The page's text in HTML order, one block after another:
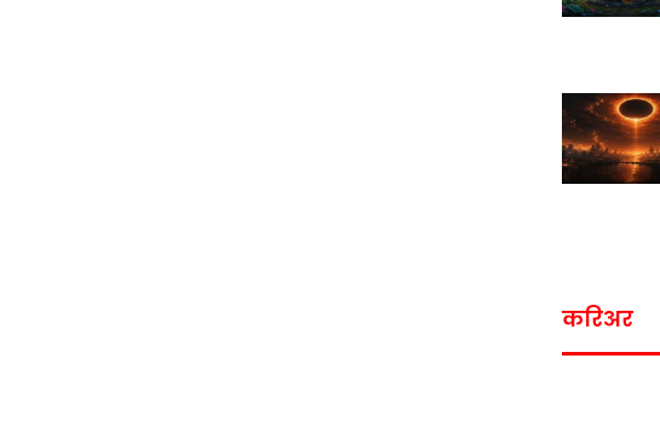
करिअर